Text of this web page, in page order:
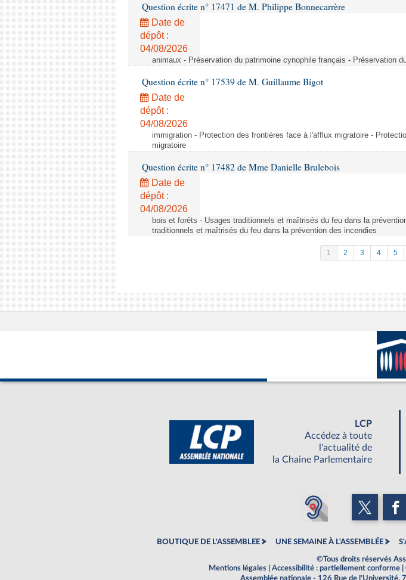
Question écrite n° 17471 de M. Philippe Bonnecarrère
Date de
dépôt :
04/08/2026
animaux - Préservation du patrimoine cynophile français - Préservation
Question écrite n° 17539 de M. Guillaume Bigot
Date de
dépôt :
04/08/2026
immigration - Protection des frontières face à l'afflux migratoire -
migratoire
Question écrite n° 17482 de Mme Danielle Brulebois
Date de
dépôt :
04/08/2026
bois et forêts - Usages traditionnels et maîtrisés du feu dans la
traditionnels et maîtrisés du feu dans la prévention des incendies
1 2 3 4 5
LCP
Accédez à toute
l'actualité de
la Chaine Parlementaire
BOUTIQUE DE L'ASSEMBLEE UNE SEMAINE À L'ASSEMBLÉE
©Tous droits réservés
Mentions légales
Accessibilité : partiellement conforme
Assemblée nationale - 126 Rue de